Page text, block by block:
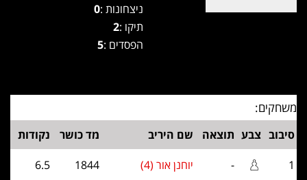
ניצחונות :0
תיקו :2
הפסדים :5
משחקים:
סיבוב צבע תוצאה שם היריב מד כושר
נקודות
1
- יוחנן אור (4) 1844
6.5